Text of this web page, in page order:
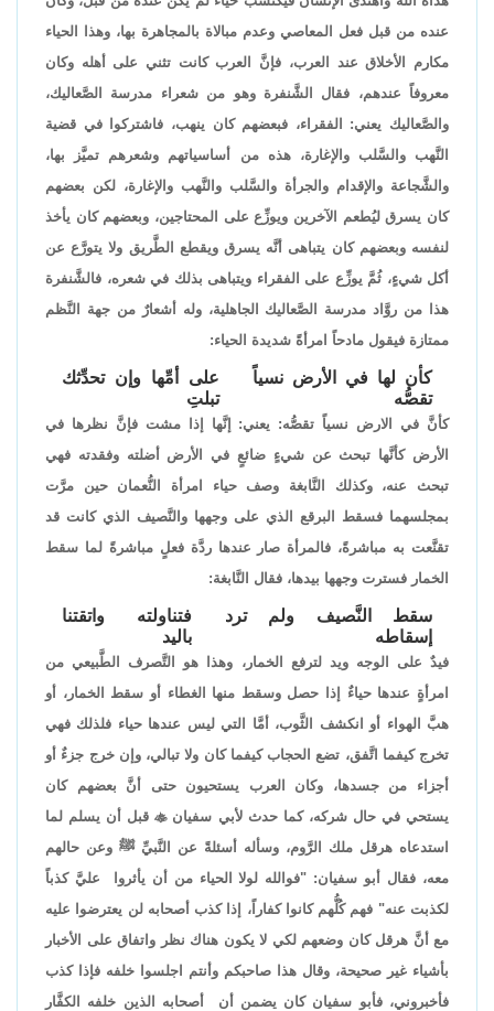
عنده من قبل فعل المعاصي وعدم مبالاة بالمجاهرة بها، وهذا الحياء
مكارم الأخلاق عند العرب، فإنَّ العرب كانت تثني على أهله وكان
معروفاً عندهم، فقال الشَّنفرة وهو من شعراء مدرسة الصَّعاليك،
والصَّعاليك يعني: الفقراء، فبعضهم كان ينهب، فاشتركوا في قضية
النَّهب والسَّلب والإغارة، هذه من أساسياتهم وشعرهم تميَّز بها،
والشَّجاعة والإقدام والجرأة والسَّلب والنَّهب والإغارة، لكن بعضهم
كان يسرق ليُطعم الآخرين ويوزِّع على المحتاجين، وبعضهم كان يأخذ
لنفسه وبعضهم كان يتباهى أنَّه يسرق ويقطع الطَّريق ولا يتورَّع عن
أكل شيءٍ، ثُمَّ يوزِّع على الفقراء ويتباهى بذلك في شعره، فالشَّنفرة
هذا من روَّاد مدرسة الصَّعاليك الجاهلية، وله أشعارٌ من جهة النَّظم
ممتازة فيقول مادحاً امرأةً شديدة الحياء:
كأن لها في الأرض نسياً
تقصُّه
على أمِّها وإن تحدِّثك
تبلتِ
كأنَّ في الارض نسياً تقصُّه: يعني: إنَّها إذا مشت فإنَّ نظرها في
الأرض كأنَّها تبحث عن شيءٍ ضائعٍ في الأرض أضلته وفقدته فهي
تبحث عنه، وكذلك النَّابغة وصف حياء امرأة النُّعمان حين مرَّت
بمجلسهما فسقط البرقع الذي على وجهها والنَّصيف الذي كانت قد
تقنَّعت به مباشرةً، فالمرأة صار عندها ردَّة فعلٍ مباشرةً لما سقط
الخمار فسترت وجهها بيدها، فقال النَّابغة:
سقط النَّصيف ولم ترد
إسقاطه
فتناولته واتقتنا
باليد
فيدٌ على الوجه ويد لترفع الخمار، وهذا هو التَّصرف الطَّبيعي من
امرأةٍ عندها حياءٌ إذا حصل وسقط منها الغطاء أو سقط الخمار، أو
هبَّ الهواء أو انكشف الثَّوب، أمَّا التي ليس عندها حياء فلذلك فهي
تخرج كيفما اتَّفق، تضع الحجاب كيفما كان ولا تبالي، وإن خرج جزءٌ أو
أجزاء من جسدها، وكان العرب يستحيون حتى أنَّ بعضهم كان
يستحي في حال شركه، كما حدث لأبي سفيانقبل أن يسلم لما
استدعاه هرقل ملك الرَّوم، وسأله أسئلةً عن النَّبيِّ ﷺ وعن حالهم
معه، فقال أبو سفيان: "فوالله لولا الحياء من أن يأثروا عليَّ كذباً
لكذبت عنه" فهم كُلُّهم كانوا كفاراً، إذا كذب أصحابه لن يعترضوا عليه
مع أنَّ هرقل كان وضعهم لكي لا يكون هناك نظر واتفاق على الأخبار
بأشياء غير صحيحة، وقال هذا صاحبكم وأنتم اجلسوا خلفه فإذا كذب
فأخبروني، فأبو سفيان كان يضمن أن أصحابه الذين خلفه الكفَّار